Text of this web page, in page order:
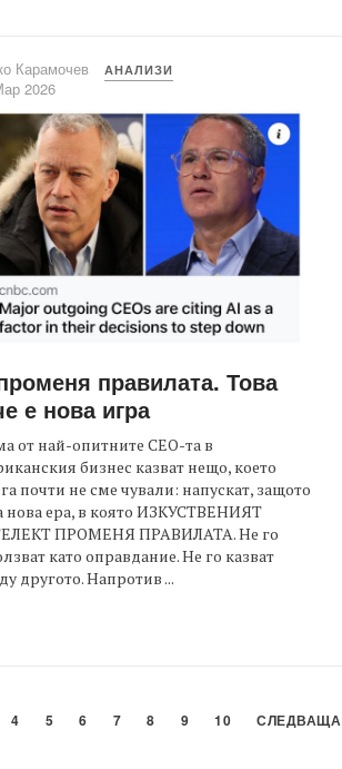
Карамочев АНАЛИЗИ
2026
правилата. Това
е нова игра
от най-опитните CEO-та в
бизнес казват нещо, което
почти не сме чували: напускат, защото
нова ера, в която ИЗКУСТВЕНИЯТ
ПРОМЕНЯ ПРАВИЛАТА. Не го
като оправдание. Не го казват
другото. Напротив ...
4 5 6 7 8 9 10 СЛЕДВАЩА